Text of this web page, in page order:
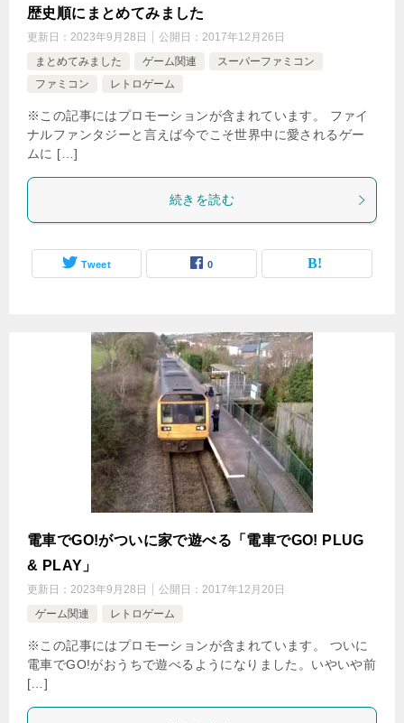
歴史順にまとめてみました
更新日： 2023年9月28日 公開日： 2017年12月26日
まとめてみました
ゲーム関連
スーパーファミコン
ファミコン
レトロゲーム
※この記事にはプロモーションが含まれています。 ファイ
ナルファンタジーと言えば今でこそ世界中に愛されるゲー
ムに […]
続きを読む
Tweet 0
電車でGO!がついに家で遊べる「電車でGO! PLUG
& PLAY」
更新日： 2023年9月28日 公開日： 2017年12月20日
ゲーム関連
レトロゲーム
※この記事にはプロモーションが含まれています。 ついに
電車でGO!がおうちで遊べるようになりました。いやいや前
[…]